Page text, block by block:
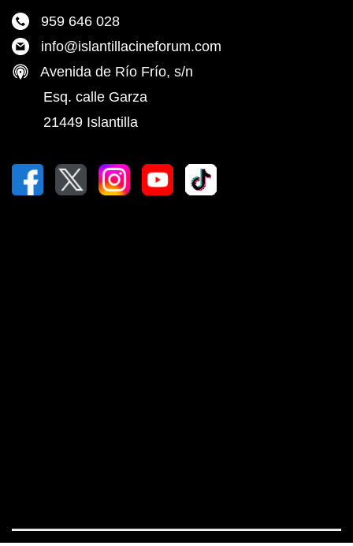
959 646 028
info@islantillacineforum.com
Avenida de Río Frío, s/n
Esq. calle Garza
21449 Islantilla